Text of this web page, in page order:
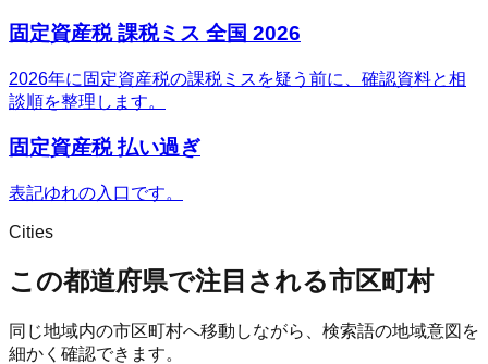
固定資産税 課税ミス 全国 2026
2026年に固定資産税の課税ミスを疑う前に、確認資料と相
談順を整理します。
固定資産税 払い過ぎ
表記ゆれの入口です。
Cities
この都道府県で注目される市区町村
同じ地域内の市区町村へ移動しながら、検索語の地域意図を
細かく確認できます。